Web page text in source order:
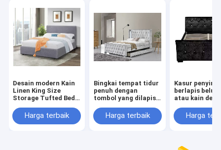
Desain modern Kain
Linen King Size
Storage Tufted Bed
Harga terbaik
Bingkai tempat tidur
penuh dengan
tombol yang dilapisi,
penyimpanan yang
dilapisi, dukungan
Harga terbaik
Kasur
berlapis
atau kain
warnaHarga